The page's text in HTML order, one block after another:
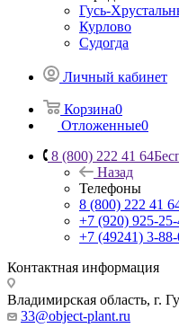
Гусь-
Курлово
Судогда
Личный кабинет
Корзина0
Отложенные0
8 (800) 222 41 64
Назад
Телефоны
8 (800) 222 41
+7 (920) 925-
+7 (49241) 3-
Контактная информация
Владимирская область, г.
33@object-plant.ru